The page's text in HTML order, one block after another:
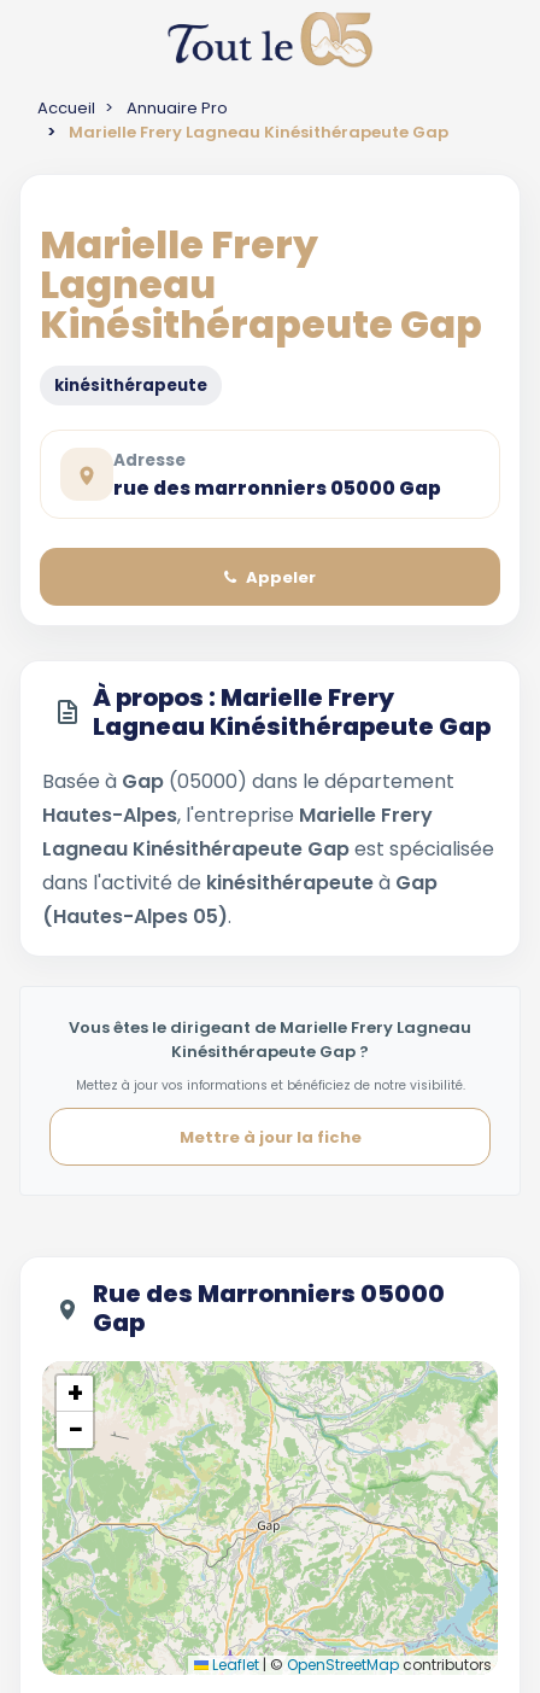
Accueil
Annuaire Pro
Marielle Frery Lagneau Kinésithérapeute Gap
Marielle Frery
Lagneau
Kinésithérapeute Gap
kinésithérapeute
Adresse
rue des marronniers 05000 Gap
Appeler
À propos : Marielle Frery
Lagneau Kinésithérapeute Gap
Basée à Gap (05000) dans le département
Hautes-Alpes, l'entreprise Marielle Frery
Lagneau Kinésithérapeute Gapest spécialisée
dans l'activité de kinésithérapeuteà Gap
(Hautes-Alpes 05).
Vous êtes le dirigeant de Marielle Frery Lagneau
Kinésithérapeute Gap ?
Mettez à jour vos informations et bénéficiez de notre visibilité.
Mettre à jour la fiche
Rue des Marronniers 05000
Gap
+
−
Leaflet | © OpenStreetMapcontributors